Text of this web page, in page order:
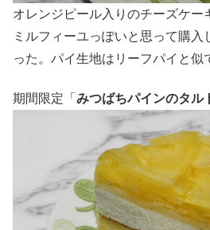
オレンジピール入りのチーズケー
ミルフィーユっぽいと思って購入
った。パイ生地はリーフパイと似
期間限定「 みつばちパインのタル